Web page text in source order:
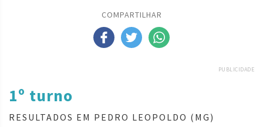
COMPARTILHAR
PUBLICIDADE
1º turno
RESULTADOS EM PEDRO LEOPOLDO (MG)